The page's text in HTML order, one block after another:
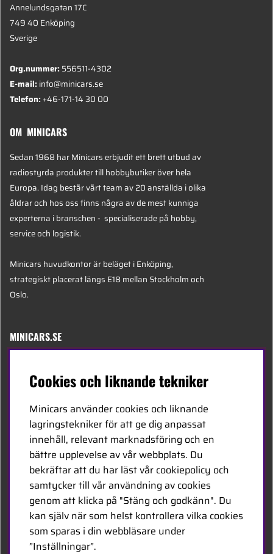
Annelundsgatan 17C
749 40 Enköping
Sverige
Org.nummer:556511-4302
E-mail:info@minicars.se
Telefon:+46-171-14 30 00
OM MINICARS
Sedan 1968 har Minicars erbjudit ett brett utbud av
radiostyrda produkter till hobbybutiker över hela
Europa. Idag består vårt team av 20 anställda i olika
åldrar och hos oss finns några av de mest kunniga
experterna i branschen - specialiserade på hobby,
service och logistik.
Minicars huvudkontor är beläget i Enköping,
strategiskt placerat längs E18 mellan Stockholm och
Oslo.
MINICARS.SE
Bli återförsäljare
Bli leverantör
Jobba hos oss
FÖLJ OSS
Facebook
Cookies och liknande tekniker
Minicars använder cookies och liknande
lagringstekniker för att ge dig anpassat
innehåll, relevant marknadsföring och en
bättre upplevelse av vår webbplats. Du
bekräftar att du har läst vår cookiepolicy och
samtycker till vår användning av cookies
genom att klicka på "Stäng och godkänn". Du
kan själv när som helst kontrollera vilka cookies
som sparas i din webbläsare under
”Inställningar”.